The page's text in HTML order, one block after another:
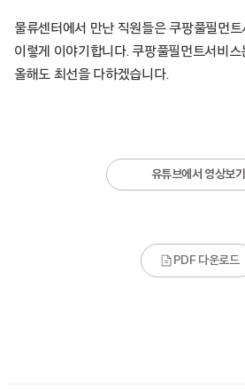
물류센터에서 만난 직원들은 쿠팡풀필먼
이렇게 이야기합니다. 쿠팡풀필먼트서비스
올해도 최선을 다하겠습니다.
유튜브에서 영상보기
PDF 다운로드